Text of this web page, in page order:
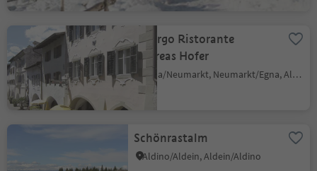
Albergo Ristorante
Andreas Hofer
Egna/Neumarkt, Neumarkt/Egna, Alto Adige Wine Road
Schönrastalm
Aldino/Aldein, Aldein/Aldino